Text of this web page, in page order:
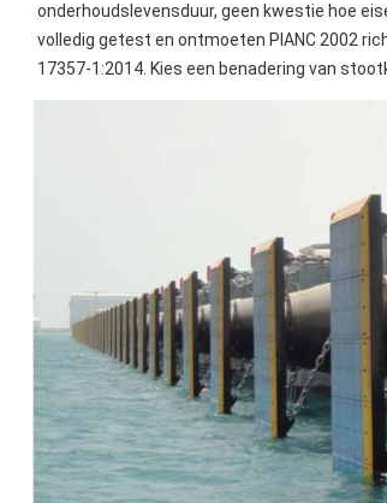
onderhoudslevensduur, geen kwestie hoe
volledig getest en ontmoeten PIANC 2002
17357-1:2014. Kies een benadering van